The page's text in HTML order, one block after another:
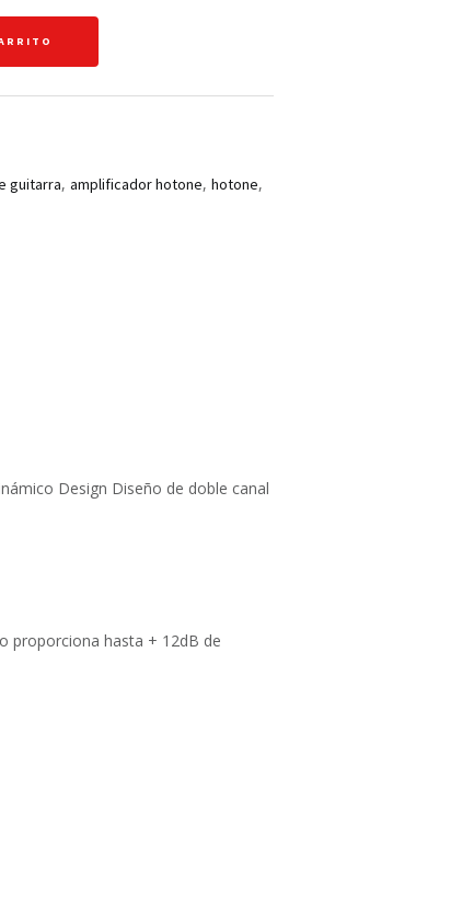
guitarra, amplificador hotone, hotone,
Design Diseño de doble canal
proporciona hasta + 12dB de